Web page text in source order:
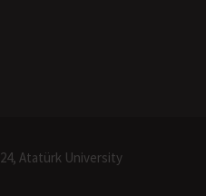
Atatürk University